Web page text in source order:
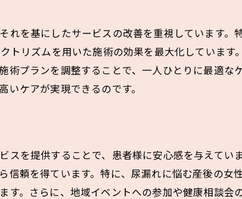
施術による日常の変化
自信を取り戻すためのサポート
長期的な効果とその評価
患者の声から学ぶまつだ鍼灸整骨院の信頼と実績
信頼できる専門家の証言
れを基にしたサービスの改善を重視しています。
トリズムを用いた施術の効果を最大化しています
術プランを調整することで、一人ひとりに最適な
いケアが実現できるのです。
スを提供することで、患者様に安心感を与えてい
信頼を得ています。特に、尿漏れに悩む産後の女
す。さらに、地域イベントへの参加や健康相談会